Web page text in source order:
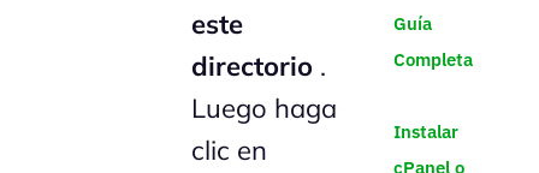
este
directorio .
Luego haga
clic en
Guía
Completa
Instalar
cPanel o